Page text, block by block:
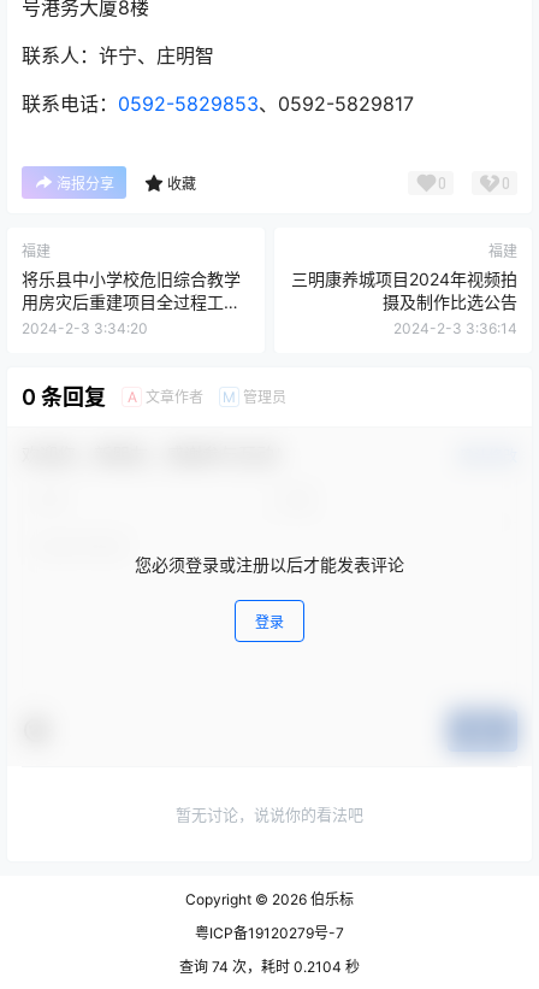
号港务大厦8楼
联系人：许宁、庄明智
联系电话： 0592-5829853、0592-5829817
海报分享 收藏 0 0
福建
将乐县中小学校危旧综合教学
用房灾后重建项目全过程工程
咨询
2024-2-3 3:34:20
福建
三明康养城项目2024年视频拍
摄及制作比选公告
2024-2-3 3:36:14
0 条回复 A 文章作者 M 管理员
您必须登录或注册以后才能发表评论
登录
暂无讨论，说说你的看法吧
Copyright © 2026 伯乐标
粤ICP备19120279号-7
查询 74 次，耗时 0.2104 秒